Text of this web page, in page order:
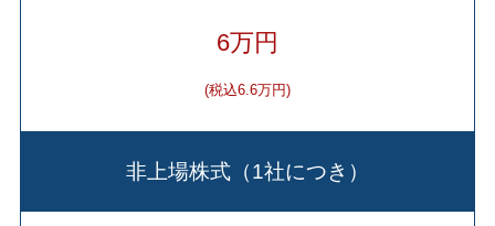
6万円
(税込6.6万円)
非上場株式（1社につき）